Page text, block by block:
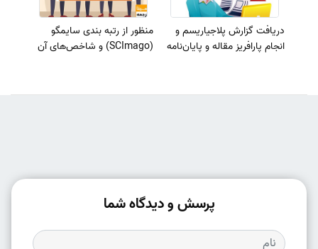
دریافت گزارش پلاجیاریسم و
انجام پارافریز مقاله و پایان‌نامه
منظور از رتبه بندی سایمگو
(SCImago) و شاخص‌های آن
پرسش و دیدگاه شما